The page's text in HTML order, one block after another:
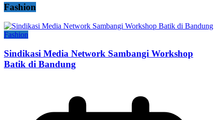
Fashion
Fashion
Sindikasi Media Network Sambangi Workshop
Batik di Bandung